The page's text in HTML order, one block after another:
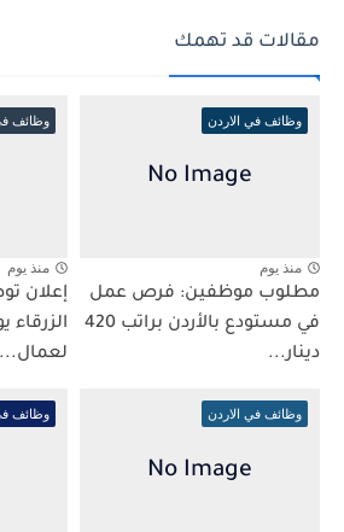
مقالات قد تهمك
وظائف في الاردن
منذ يوم
مطلوب موظفين: فرص عمل
في مستودع بالأردن براتب 420
دينار...
وظائف
منذ يوم
إعلان
لعمال...
وظائف في الاردن وظائف